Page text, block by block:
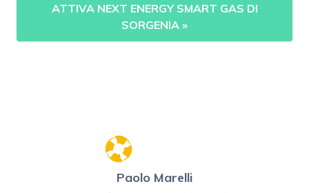
ATTIVA NEXT ENERGY SMART GAS DI
SORGENIA »
Paolo Marelli